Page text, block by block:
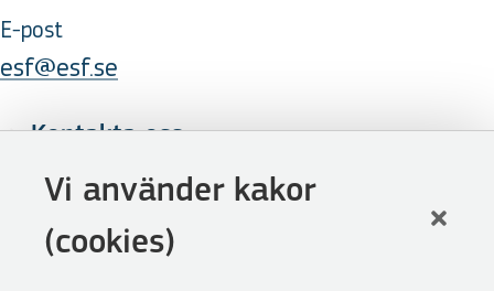
Vi använder kakor
(cookies)
E-post
esf@esf.se
Kontakta oss
Följ oss
LinkedIn